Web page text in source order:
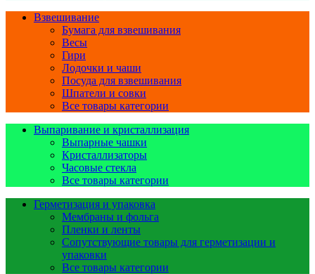
Взвешивание
Бумага для взвешивания
Весы
Гири
Лодочки и чаши
Посуда для взвешивания
Шпатели и совки
Все товары категории
Выпаривание и кристаллизация
Выпарные чашки
Кристаллизаторы
Часовые стекла
Все товары категории
Герметизация и упаковка
Мембраны и фольга
Пленки и ленты
Сопутствующие товары для герметизации и
упаковки
Все товары категории